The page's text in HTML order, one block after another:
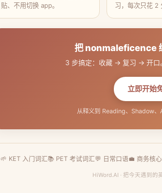
贴、不用切换 app。
习，每次只花 2
把 nonmaleficence
3 步搞定：收藏 → 复习 → 开口
立即开始
从释义到 Reading、Shadow、
🌱 KET 入门词汇📚 PET 考试词汇💬 日常口语💼 商务核
HiWord.AI · 把今天遇到的